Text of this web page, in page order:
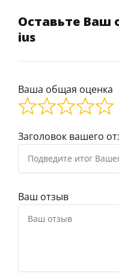
Оставьте Ваш
ius
Ваша общая оценка
Заголовок вашего
Ваш отзыв